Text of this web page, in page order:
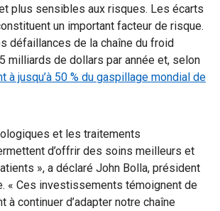
plus sensibles aux risques. Les écarts
un important facteur de risque.
défaillances de la chaîne du froid
milliards de dollars par année et, selon
à jusqu’à 50 % du gaspillage mondial de
et les traitements
d’offrir des soins meilleurs et
», a déclaré John Bolla, président
« Ces investissements témoignent de
à continuer d’adapter notre chaîne